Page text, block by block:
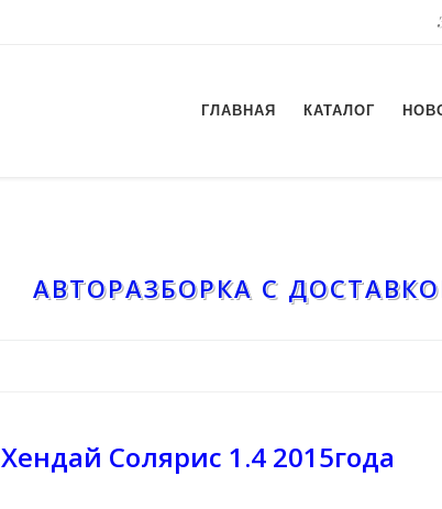
ГЛАВНАЯ КАТАЛОГ
АВТОРАЗБОРКА С
Хендай Солярис 1.4 2015года